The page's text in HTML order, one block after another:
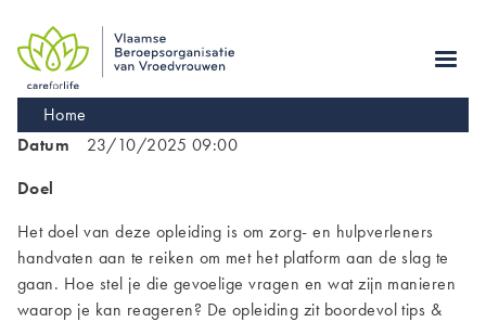
main
navigation
Kruimelpad
Home
Datum
23/10/2025 09:00
Doel
Het doel van deze opleiding is om zorg- en hulpverleners
handvaten aan te reiken om met het platform aan de slag te
gaan. Hoe stel je die gevoelige vragen en wat zijn manieren
waarop je kan reageren? De opleiding zit boordevol tips &